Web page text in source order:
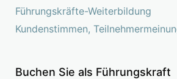
Führungskräfte-Weiterbildung
Kundenstimmen,
Buchen Sie als Führungskraft